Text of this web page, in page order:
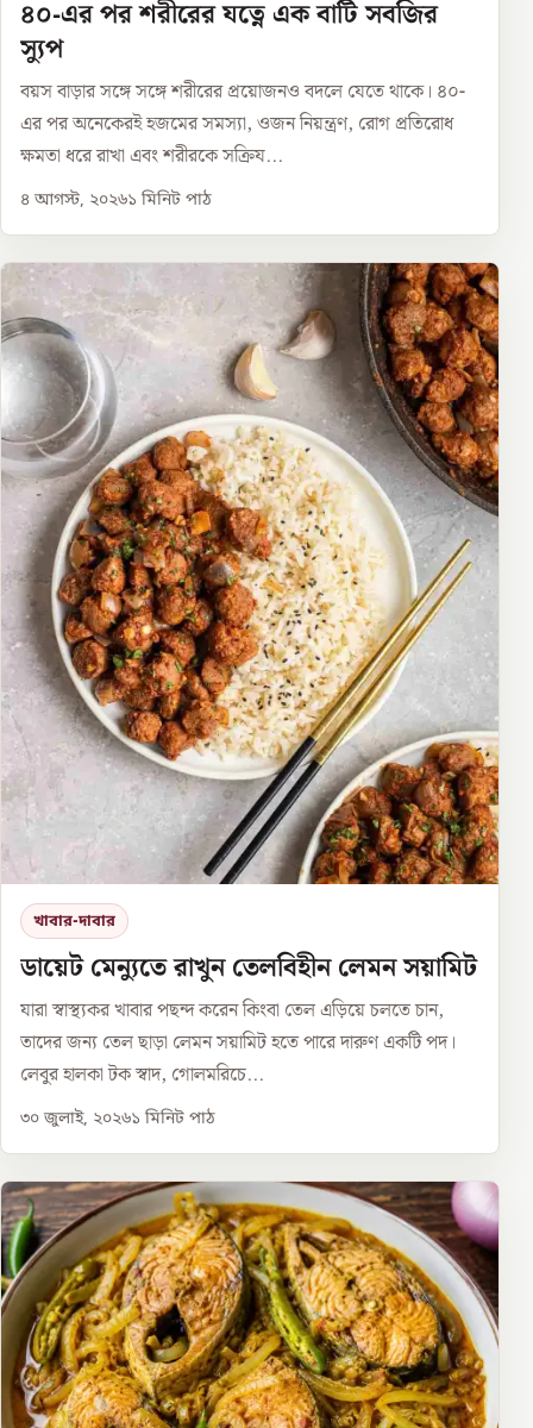
৪০-এর পর শরীরের যত্নে এক বাটি সবজির
স্যুপ
বয়স বাড়ার সঙ্গে সঙ্গে শরীরের প্রয়োজনও বদলে যেতে থাকে। ৪০-
এর পর অনেকেরই হজমের সমস্যা, ওজন নিয়ন্ত্রণ, রোগ প্রতিরোধ
ক্ষমতা ধরে রাখা এবং শরীরকে সক্রিয...
৪ আগস্ট, ২০২৬১ মিনিট পাঠ
খাবার-দাবার
ডায়েট মেন্যুতে রাখুন তেলবিহীন লেমন সয়ামিট
যারা স্বাস্থ্যকর খাবার পছন্দ করেন কিংবা তেল এড়িয়ে চলতে চান,
তাদের জন্য তেল ছাড়া লেমন সয়ামিট হতে পারে দারুণ একটি পদ।
লেবুর হালকা টক স্বাদ, গোলমরিচে...
৩০ জুলাই, ২০২৬১ মিনিট পাঠ